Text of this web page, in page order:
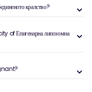
кралство?
Епигенарна липозомна